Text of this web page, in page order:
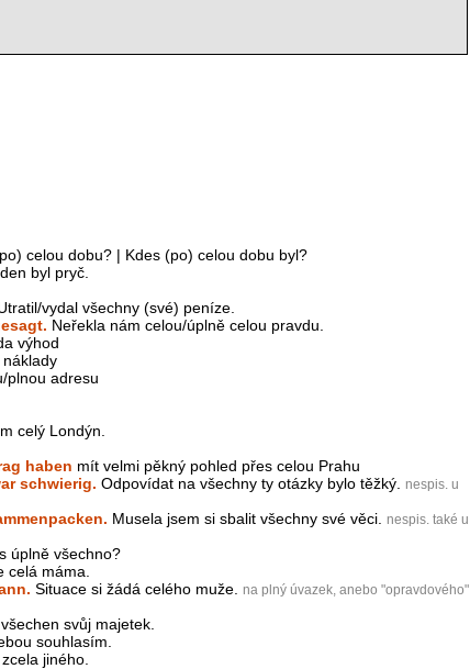
celou dobu? | Kdes (po) celou dobu byl?
byl pryč.
vydal všechny (své) peníze.
Neřekla nám celou/úplně celou pravdu.
výhod
plnou adresu
celý Londýn.
haben mít velmi pěkný pohled přes celou Prahu
schwierig. Odpovídat na všechny ty otázky bylo těžký.
nespis. u
Musela jsem si sbalit všechny své věci.
nespis. také u
úplně všechno?
celá máma.
Situace si žádá celého muže.
na plný úvazek, anebo "opravdového"
svůj majetek.
souhlasím.
jiného.